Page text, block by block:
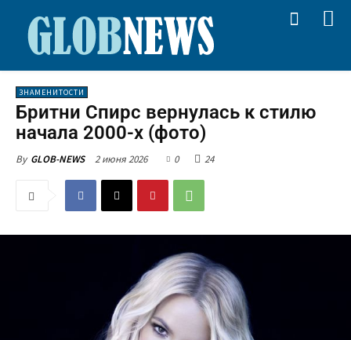
ЗНАМЕНИТОСТИ
Бритни Спирс вернулась к стилю
начала 2000-х (фото)
By GLOB-NEWS 2 июня 2026 0 24